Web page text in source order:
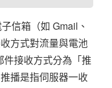
信箱（如 Gmail、
方式對流量與電池
接收方式分為「推
播是指伺服器一收